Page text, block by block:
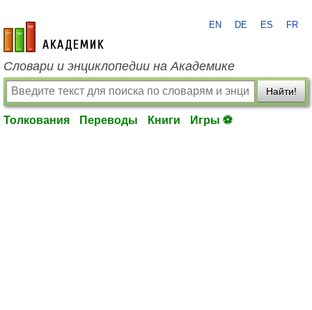
academic.ru
EN DE ES FR
Словари и энциклопедии на Академике
Найти!
Толкования Переводы Книги Игры ⚽